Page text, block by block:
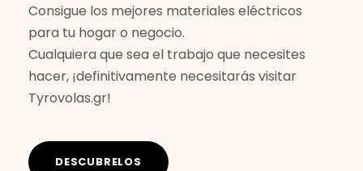
Consigue los mejores materiales eléctricos
para tu hogar o negocio.
Cualquiera que sea el trabajo que necesites
hacer, ¡definitivamente necesitarás visitar
Tyrovolas.gr!
DESCUBRELOS